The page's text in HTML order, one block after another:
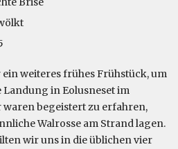
weiteres frühes Frühstück, um
in Eolusneset im
begeistert zu erfahren,
Walrosse am Strand lagen.
wir uns in die üblichen vier